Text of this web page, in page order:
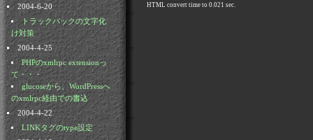
2004-6-20
トラックバックの文字化
け対策
2004-4-25
PHPのxmlrpc extensionっ
て・・・
glucoseから、WordPressへ
のxmlrpc経由での書込
2004-4-22
LINKタグのtype設定
HTML convert time to 0.021 sec.